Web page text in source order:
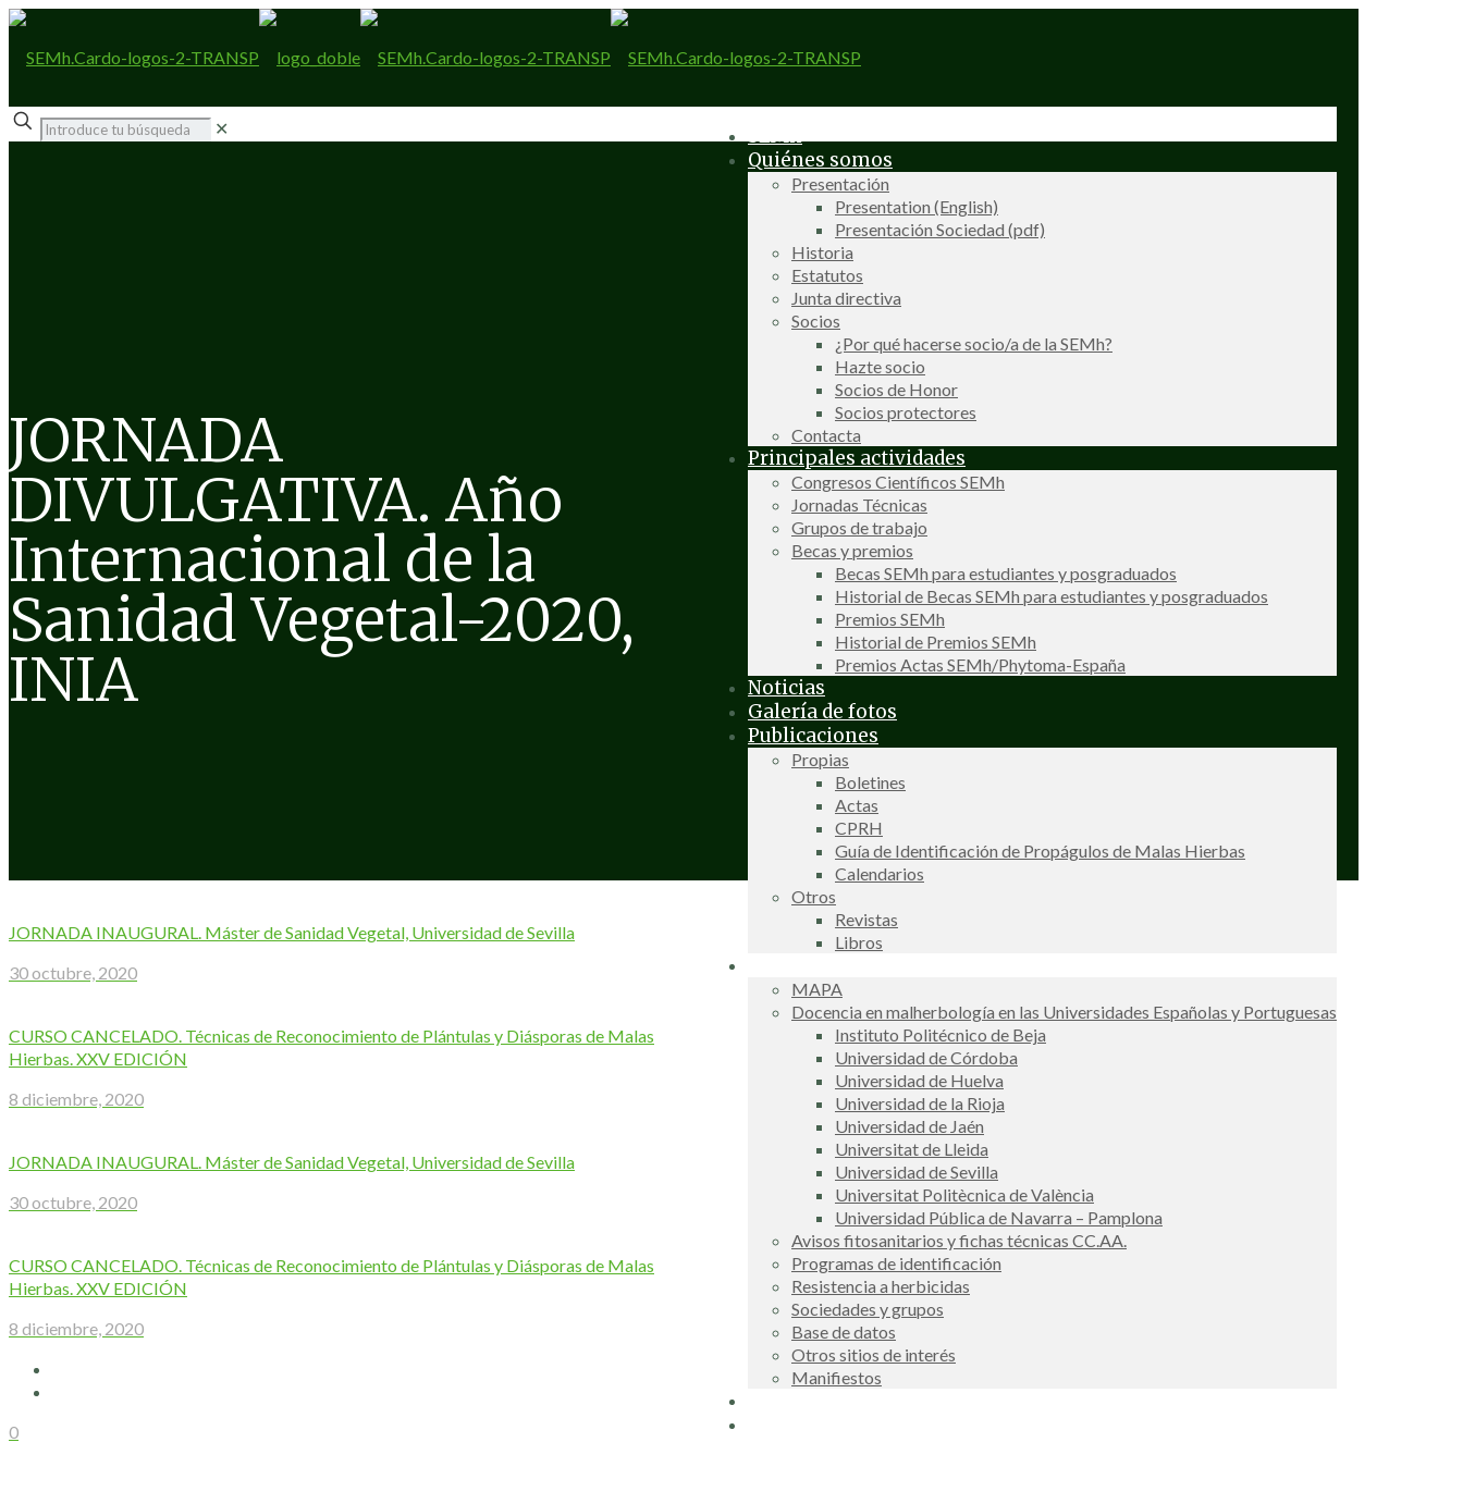
SEMh
Quiénes somos
Presentación
Presentation (English)
Presentación Sociedad (pdf)
Historia
Estatutos
Junta directiva
Socios
¿Por qué hacerse socio/a de la SEMh?
Hazte socio
Socios de Honor
Socios protectores
Contacta
Principales actividades
Congresos Científicos SEMh
Jornadas Técnicas
Grupos de trabajo
Becas y premios
Becas SEMh para estudiantes y posgraduados
Historial de Becas SEMh para estudiantes y posgraduados
Premios SEMh
Historial de Premios SEMh
Premios Actas SEMh/Phytoma-España
Noticias
Galería de fotos
Publicaciones
Propias
Boletines
Actas
CPRH
Guía de Identificación de Propágulos de Malas Hierbas
Calendarios
Otros
Revistas
Libros
MAPA
Docencia en malherbología en las Universidades Españolas y Portuguesas
Instituto Politécnico de Beja
Universidad de Córdoba
Universidad de Huelva
Universidad de la Rioja
Universidad de Jaén
Universitat de Lleida
Universidad de Sevilla
Universitat Politècnica de València
Universidad Pública de Navarra – Pamplona
Avisos fitosanitarios y fichas técnicas CC.AA.
Programas de identificación
Resistencia a herbicidas
Sociedades y grupos
Base de datos
Otros sitios de interés
Manifiestos
✕
JORNADA
DIVULGATIVA. Año
Internacional de la
Sanidad Vegetal-2020,
INIA
JORNADA INAUGURAL. Máster de Sanidad Vegetal, Universidad de Sevilla
30 octubre, 2020
CURSO CANCELADO. Técnicas de Reconocimiento de Plántulas y Diásporas de Malas
Hierbas. XXV EDICIÓN
8 diciembre, 2020
JORNADA INAUGURAL. Máster de Sanidad Vegetal, Universidad de Sevilla
30 octubre, 2020
CURSO CANCELADO. Técnicas de Reconocimiento de Plántulas y Diásporas de Malas
Hierbas. XXV EDICIÓN
8 diciembre, 2020
0